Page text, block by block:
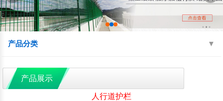
产品分类
机场围界 监狱钢网墙 边境线防护网
球场围网 蛇腹型刀刺网 防抛网
产品展示
人行道护栏